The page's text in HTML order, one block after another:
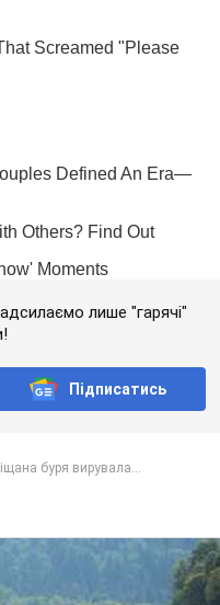
лише "гарячі"
Підписатись
буря вирувала...